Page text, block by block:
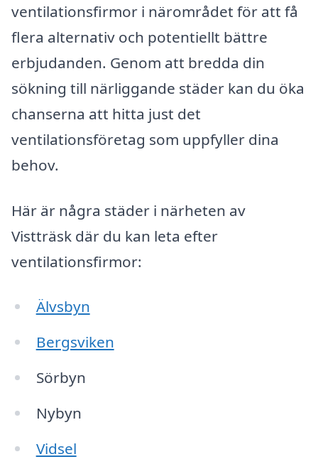
ventilationsfirmor i närområdet för att få
flera alternativ och potentiellt bättre
erbjudanden. Genom att bredda din
sökning till närliggande städer kan du öka
chanserna att hitta just det
ventilationsföretag som uppfyller dina
behov.
Här är några städer i närheten av
Vistträsk där du kan leta efter
ventilationsfirmor:
Älvsbyn
Bergsviken
Sörbyn
Nybyn
Vidsel